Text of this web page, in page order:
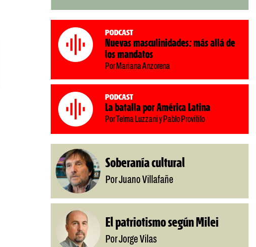
Podcast
Nuevas masculinidades: más allá de
los mandatos
Por Mariana Anzorena
Podcast
La batalla por América Latina
Por Telma Luzzani y Pablo Provitilo
Soberanía cultural
Por Juano Villafañe
El patriotismo según Milei
Por Jorge Vilas